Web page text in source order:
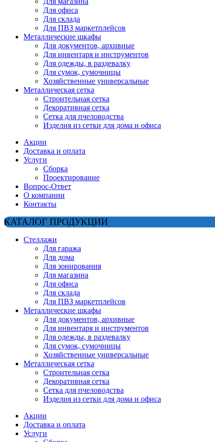
Для офиса
Для склада
Для ПВЗ маркетплейсов
Металлические шкафы
Для документов, архивные
Для инвентаря и инструментов
Для одежды, в раздевалку
Для сумок, сумочницы
Хозяйственные универсальные
Металлическая сетка
Строительная сетка
Декоративная сетка
Сетка для пчеловодства
Изделия из сетки для дома и офиса
Акции
Доставка и оплата
Услуги
Сборка
Проектирование
Вопрос-Ответ
О компании
Контакты
КАТАЛОГ ПРОДУКЦИИ
Стеллажи
Для гаража
Для дома
Для зонирования
Для магазина
Для офиса
Для склада
Для ПВЗ маркетплейсов
Металлические шкафы
Для документов, архивные
Для инвентаря и инструментов
Для одежды, в раздевалку
Для сумок, сумочницы
Хозяйственные универсальные
Металлическая сетка
Строительная сетка
Декоративная сетка
Сетка для пчеловодства
Изделия из сетки для дома и офиса
Акции
Доставка и оплата
Услуги